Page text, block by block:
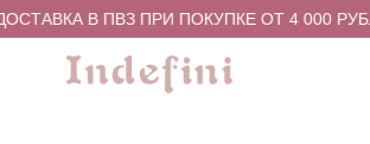
В ПВЗ ПРИ ПОКУПКЕ ОТ 4 000